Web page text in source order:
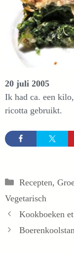
20 juli 2005
Ik had ca. een kilo,
ricotta gebruikt.
Categorieën
Recepten,
Vegetarisch
Kookboeken